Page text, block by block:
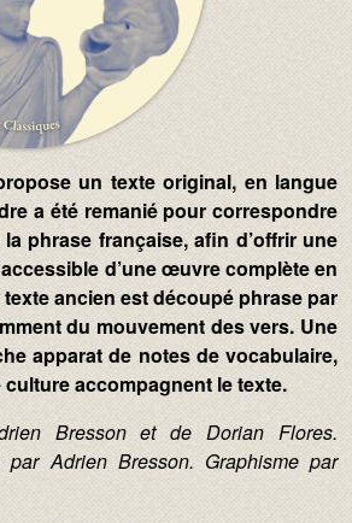
un texte original, en langue
a été remanié pour correspondre
phrase française, afin d’offrir une
d’une œuvre complète en
ancien est découpé phrase par
du mouvement des vers. Une
apparat de notes de vocabulaire,
culture accompagnent le texte.
Bresson et de Dorian Flores.
par Adrien Bresson. Graphisme par